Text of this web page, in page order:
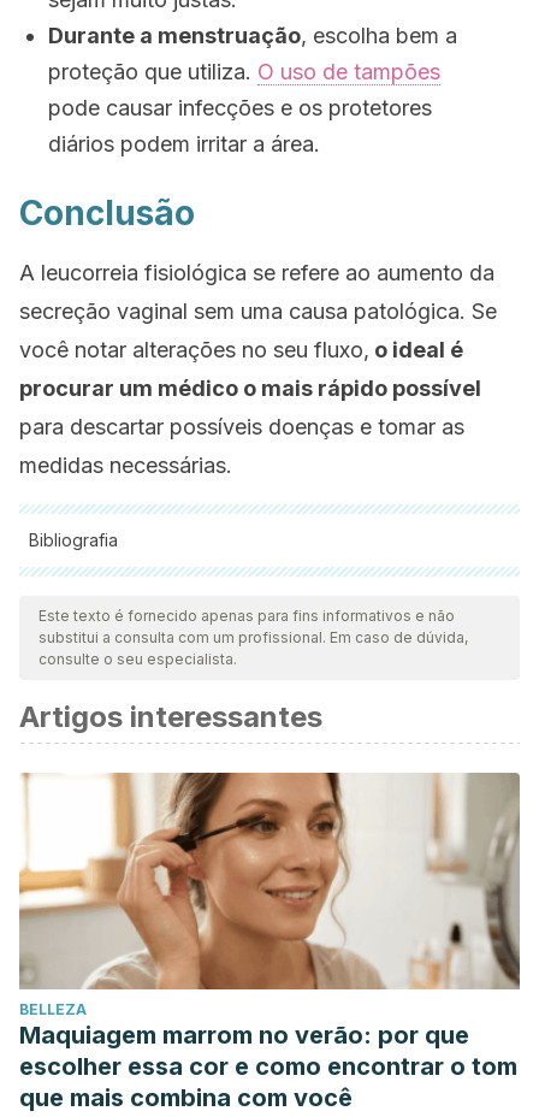
Durante a menstruação, escolha bem a
proteção que utiliza. O uso de tampões
pode causar infecções e os protetores
diários podem irritar a área.
Conclusão
A leucorreia fisiológica se refere ao aumento da
secreção vaginal sem uma causa patológica. Se
você notar alterações no seu fluxo, o ideal é
procurar um médico o mais rápido possível
para descartar possíveis doenças e tomar as
medidas necessárias.
Bibliografia
Todas as fontes citadas foram minuciosamente revisadas por
nossa equipe para garantir sua qualidade, confiabilidade,
atualidade e validade. A bibliografia deste artigo foi
cientificamente.
Instituto Superior de Ciencias Médicas (Villa Clara, C., &
Pestana Pérez, N. (1997). Revista Medicentro electrónica.
Medicentro Electrónica (Vol. 21). Instituto Superior de
Ciencias Médicas de VC. Retrieved from
http://scielo.sld.cu/scielo.php?
script=sci_arttext&pid=S1029-30432017000200007
Spence D, Melville C. Vaginal discharge.
2007;335(7630):1147–1151. doi:10.1136/bmj.39378.633287.80
López–Olmos, J. (2012). Leucorreas líquidas y cremosas:
diferencias clínicas y microbiológicas (estudio prospectivo
de 1 año). Clínica e Investigación En Ginecología y
Este texto é fornecido apenas para fins informativos e não
substitui a consulta com um profissional. Em caso de dúvida,
consulte o seu especialista.
Artigos interessantes
BELLEZA
Maquiagem marrom no verão: por que
escolher essa cor e como encontrar o tom
que mais combina com você